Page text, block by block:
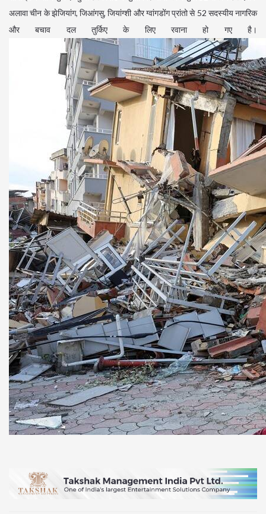
अलावा चीन के झेजियांग, जिआंगसु, जियांग्शी और ग्वांगडोंग प्रांतो से 52 सदस्यीय नागरिक
और बचाव दल तुर्किए के लिए रवाना हो गए है।